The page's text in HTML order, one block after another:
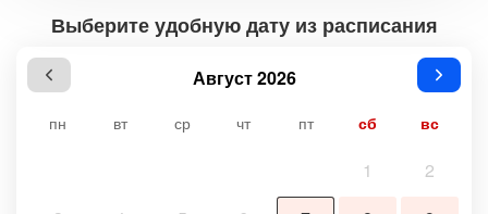
Выберите удобную дату из расписания
Август 2026
пн вт ср чт пт сб вс
1
2